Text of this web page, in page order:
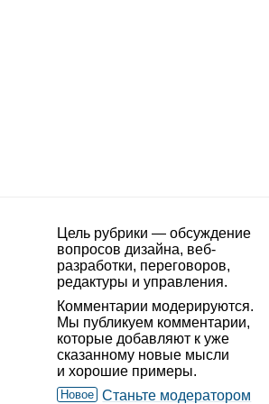
Цель рубрики — обсуждение
вопросов дизайна, веб-
разработки, переговоров,
редактуры и управления.
Комментарии модерируются.
Мы публикуем комментарии,
которые добавляют к уже
сказанному новые мысли
и хорошие примеры.
Новое Станьте модератором